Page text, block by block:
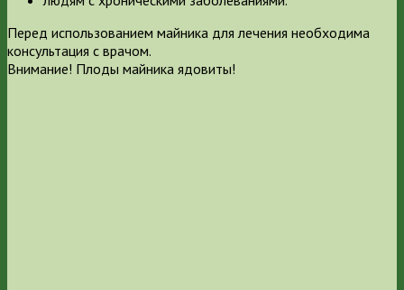
Перед использованием майника для лечения необходима
консультация с врачом.
Внимание! Плоды майника ядовиты!